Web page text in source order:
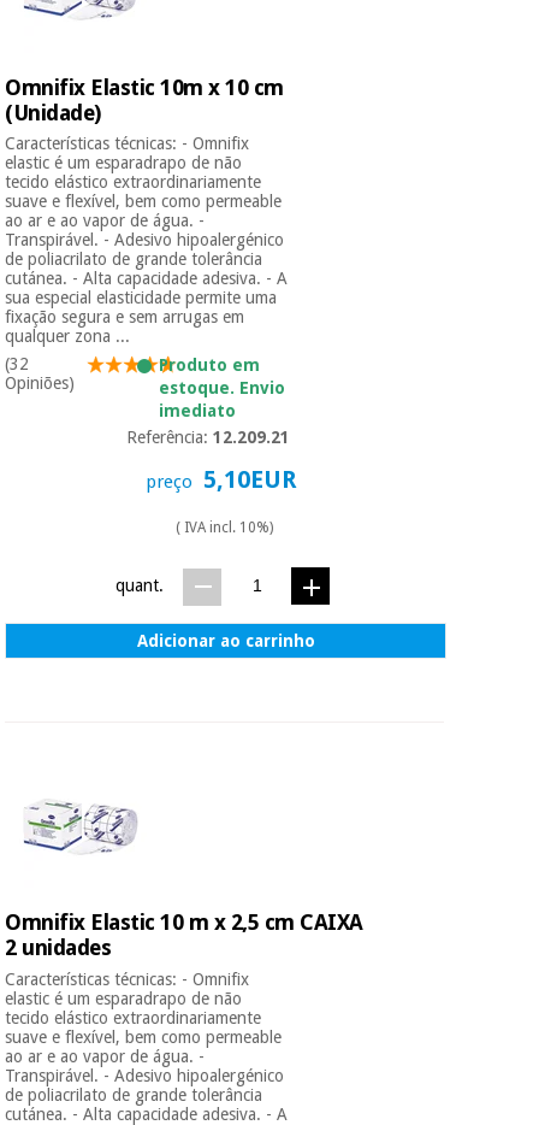
Instrumental
cirúrgico
(liquidação)
Omnifix Elastic 10m x 10 cm
(Unidade)
Características técnicas: - Omnifix
elastic é um esparadrapo de não
tecido elástico extraordinariamente
suave e flexível, bem como permeable
ao ar e ao vapor de água. -
Transpirável. - Adesivo hipoalergénico
de poliacrilato de grande tolerância
cutánea. - Alta capacidade adesiva. - A
sua especial elasticidade permite uma
fixação segura e sem arrugas em
qualquer zona ...
(32
Opiniões)
Produto em
estoque. Envio
imediato
Referência:12.209.21
preço 5,10EUR
( IVA incl. 10%)
quant.
Adicionar ao carrinho
Omnifix Elastic 10 m x 2,5 cm CAIXA
2 unidades
Características técnicas: - Omnifix
elastic é um esparadrapo de não
tecido elástico extraordinariamente
suave e flexível, bem como permeable
ao ar e ao vapor de água. -
Transpirável. - Adesivo hipoalergénico
de poliacrilato de grande tolerância
cutánea. - Alta capacidade adesiva. - A